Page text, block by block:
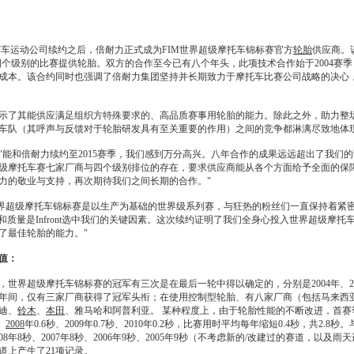
动公司续约之后，倍耐力正式成为FIM世界超级摩托车锦标赛官方轮胎供应商。
级别的比赛提供轮胎。双方的合作至今已有八个年头，此项技术合作始于2004赛
。该合约同时也强调了倍耐力集团坚持并长期致力于摩托车比赛公司战略的决心
其能供应满足组织方特殊要求的、高品质赛事用轮胎的能力。除此之外，助力整
队（其呼声与反馈对于轮胎研发具有至关重要的作用）之间的竞争都淋漓尽致地体
能和倍耐力续约至2015赛季，我们感到万分高兴。八年合作的成果远远超出了我们
摩托车赛七家厂商与四个级别排位的存在，要求供应商能从各个方面给予全面的
的敬业与支持，再次期待我们之间长期的合作。"
摩托车锦标赛是以生产为基础的世界级系列赛，与狂热的粉丝们一直保持着紧
质量是Infront选中我们的关键因素。这次续约证明了我们全身心投入世界超级摩托
最佳轮胎的能力。"
：
世界超级摩托车锦标赛的冠军有三次是在最后一轮中得以确定的，分别是2004年、
间，仅有三家厂商获得了冠军头衔；在使用控制型轮胎、有八家厂商（包括马来
、 铃木、 本田 、雅马哈和阿普利亚。 某种程度上，由于轮胎性能的不断改进，首
2008年0.6秒、2009年0.7秒、2010年0.2秒，比赛用时平均每年缩短0.4秒，共2.8秒
年8秒、2007年8秒、2006年9秒、2005年9秒（不考虑新的/改建过的赛道，以及雨
产生了21项记录。